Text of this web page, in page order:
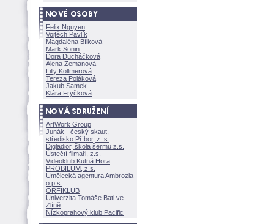
Felix Nguyen
Vojtěch Pavlík
Magdaléna Bílkov
Mark Sonin
Dora Ducháčkov
Alena Zemanov
Lilly Kollmerov
Tereza Polákov
Jakub Samek
Klára Fryčkov
ArtWork Group
Junák - český skaut,
středisko Příbor, z. s.
Digladior, škola šermu z.s.
Ústečtí filmaři, z.s.
Videoklub Kutná Hora
PROBILUM, z.s.
Umělecká agentura Ambrozia
o.p.s.
ORFIKLUB
Univerzita Tomáše Bati ve
Zlíně
Nízkoprahový klub Pacific